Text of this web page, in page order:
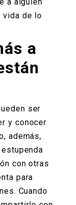
vida de lo
a
ser
y conocer
además,
con otras
para
Cuando